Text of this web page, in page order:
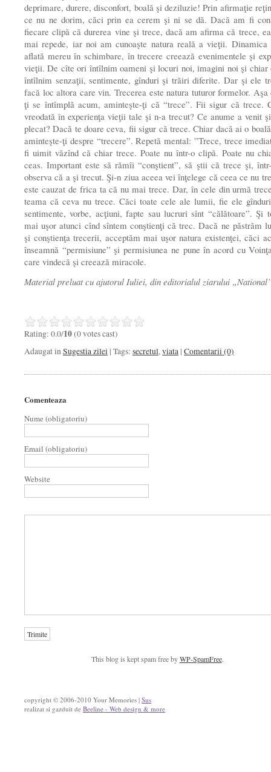
deprimare, durere, disconfort, boală şi deziluzie! Prin afirmaţie
ce nu ne dorim, căci prin ea cerem şi ni se dă. Dacă am fi
fiecare clipă că durerea vine şi trece, dacă am afirma că trece,
mai repede, iar noi am cunoaşte natura reală a vieţii. Dinamica
aflată mereu în schimbare, în trecere creează evenimentele şi
vieţii. De cîte ori întîlnim oameni şi locuri noi, imagini noi şi chiar
întîlnim senzaţii, sentimente, gînduri şi trăiri diferite. Dar şi ele
facă loc altora care vin. Trecerea este natura tuturor formelor.
ţi se întîmplă acum, aminteşte-ţi că “trece”. Fii sigur că trece.
vreodată în experienţa vieţii tale şi n-a trecut? Ce anume a venit
plecat? Dacă te doare ceva, fii sigur că trece. Chiar dacă ai o
aminteşte-ţi despre “trecere”. Repetă mental: ”Trece, trece
fi uimit văzînd că chiar trece. Poate nu într-o clipă. Poate nu
ceas. Important este să rămîi “conştient”, să ştii că trece şi,
observa că a şi trecut. Şi-n ziua aceea vei înţelege că ceea ce nu
este cauzat de frica ta că nu mai trece. Dar, în cele din urmă
teama că ceva nu trece. Căci toate cele ale lumii, fie ele
sentimente, vorbe, acţiuni, fapte sau lucruri sînt “călătoare”. Şi
mai uşor atunci cînd sîntem conştienţi că trec. Dacă ne păstrăm
şi conştienţa trecerii, acceptăm mai uşor natura existenţei, căci
înseamnă “permisiune” şi permisiunea ne pune în acord cu
care vindecă şi creează miracole.
Material preluat cu ajutorul Iuliei, din editorialul ziarului
Rating: 0.0/10(0 votes cast)
Adaugat inSugestia zilei | Tags: secretul,viata | Comentarii (0)
Comenteaza
Nume (obligatoriu)
Email (obligatoriu)
Website
This blog is kept spam free byWP-SpamFree.
copyright © 2006-2010 Your Memories | Sus
realizat si gazduit de Beeline - Web design & more